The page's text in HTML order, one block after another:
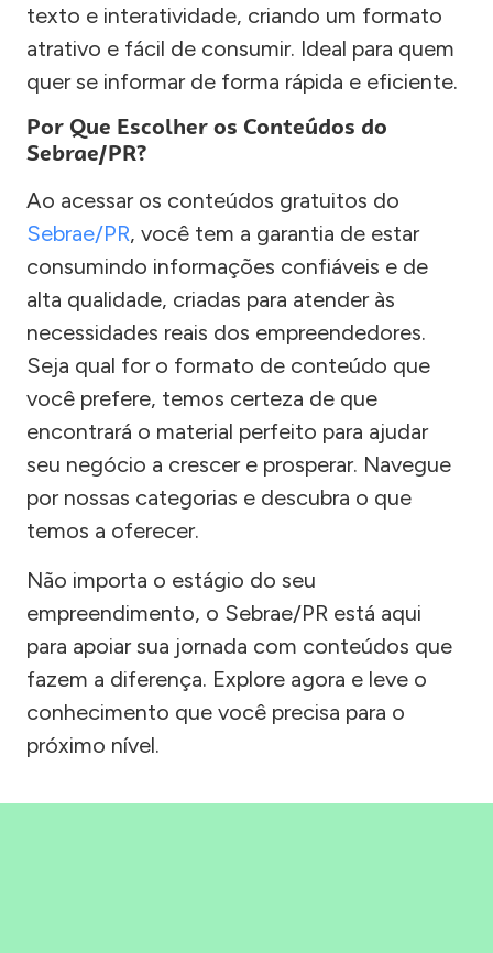
texto e interatividade, criando um formato
atrativo e fácil de consumir. Ideal para quem
quer se informar de forma rápida e eficiente.
Por Que Escolher os Conteúdos do
Sebrae/PR?
Ao acessar os conteúdos gratuitos do
Sebrae/PR, você tem a garantia de estar
consumindo informações confiáveis e de
alta qualidade, criadas para atender às
necessidades reais dos empreendedores.
Seja qual for o formato de conteúdo que
você prefere, temos certeza de que
encontrará o material perfeito para ajudar
seu negócio a crescer e prosperar. Navegue
por nossas categorias e descubra o que
temos a oferecer.
Não importa o estágio do seu
empreendimento, o Sebrae/PR está aqui
para apoiar sua jornada com conteúdos que
fazem a diferença. Explore agora e leve o
conhecimento que você precisa para o
próximo nível.